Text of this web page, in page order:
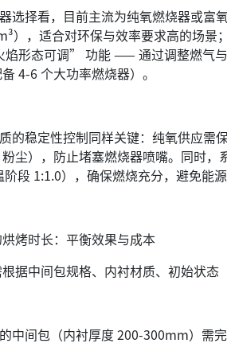
择看，目前主流为纯氧燃烧器或富
），适合对环保与效率要求高的场景
形态可调” 功能 —— 通过调整燃气
4-6 个大功率燃烧器）。
稳定性控制同样关键：纯氧供应需
粉尘），防止堵塞燃烧器喷嘴。同时
阶段 1:1.0），确保燃烧充分，避免能
烘烤时长：平衡效果与成本
据中间包规格、内衬材质、初始状态
间包（内衬厚度 200-300mm）需完